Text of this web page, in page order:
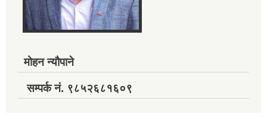
मोहन न्यौपाने
सम्पर्क नं. ९८५२६८१६०९